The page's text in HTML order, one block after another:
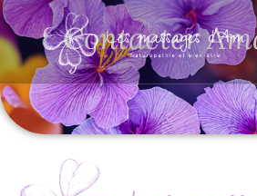
Contacter